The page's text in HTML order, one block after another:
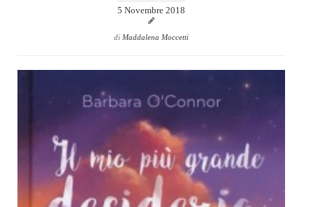
Rassegna Stampa
Archivio
Autori
Generi
Case editrici
5 Novembre 2018
di Maddalena Moccetti